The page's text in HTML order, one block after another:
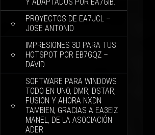
PROYECTOS DE EA7JCL –
JOSE ANTONIO
IMPRESIONES 3D PARA TUS
HOTSPOT POR EB7GQZ –
DAVID
SOFTWARE PARA WINDOWS
TODO EN UNO, DMR, DSTAR,
FUSION Y AHORA NXDN
TAMBIEN, GRACIAS A EA3EIZ
MANEL, DE LA ASOCIACIÓN
ADER